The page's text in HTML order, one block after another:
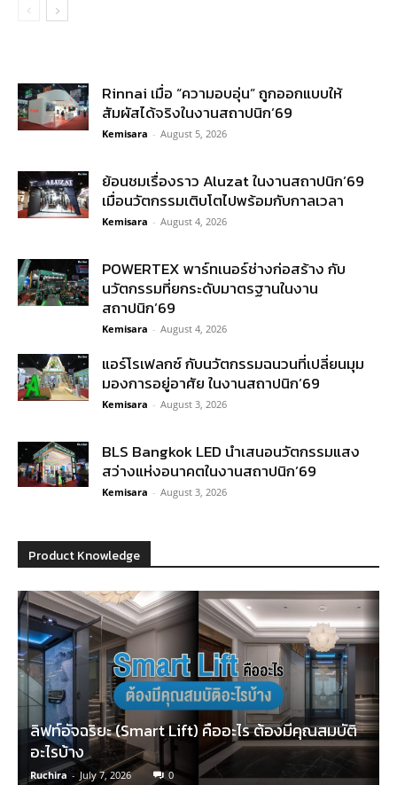
Rinnai เมื่อ “ความอบอุ่น” ถูกออกแบบให้
สัมผัสได้จริงในงานสถาปนิก’69
Kemisara - August 5, 2026
ย้อนชมเรื่องราว Aluzat ในงานสถาปนิก’69
เมื่อนวัตกรรมเติบโตไปพร้อมกับกาลเวลา
Kemisara - August 4, 2026
POWERTEX พาร์ทเนอร์ช่างก่อสร้าง กับ
นวัตกรรมที่ยกระดับมาตรฐานในงาน
สถาปนิก’69
Kemisara - August 4, 2026
แอร์โรเฟลกซ์ กับนวัตกรรมฉนวนที่เปลี่ยนมุม
มองการอยู่อาศัย ในงานสถาปนิก’69
Kemisara - August 3, 2026
BLS Bangkok LED นำเสนอนวัตกรรมแสง
สว่างแห่งอนาคตในงานสถาปนิก’69
Kemisara - August 3, 2026
Product Knowledge
ลิฟท์อัจฉริยะ (Smart Lift) คืออะไร ต้องมีคุณสมบัติ
อะไรบ้าง
Ruchira - July 7, 2026 0